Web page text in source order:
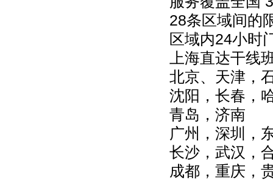
28条区域间的
区域内24小时
上海直达干线
北京、天津，
沈阳，长春，
青岛，济南
广州，深圳，
长沙，武汉，
成都，重庆，